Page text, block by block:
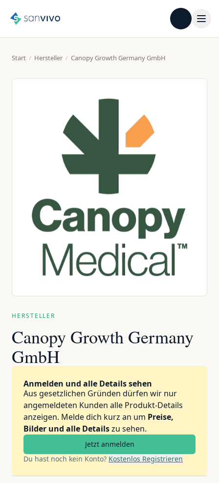
Start / Hersteller / Canopy Growth Germany GmbH
HERSTELLER
Canopy Growth Germany
GmbH
Anmelden und alle Details sehen
Aus gesetzlichen Gründen dürfen wir nur
angemeldeten Kunden alle Produkt-Details
anzeigen. Melde dich kurz an um Preise,
Bilder und alle Detailszu sehen.
Jetzt anmelden
Du hast noch kein Konto? Kostenlos Registrieren